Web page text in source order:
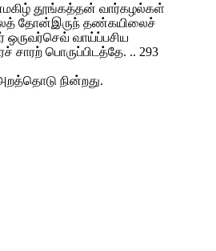
தூங்கத்தன் வார்கழல்கள்
தோன்இருந் தண்கயிலைச்
ஒருவர்செவ் வாய்ப்பசிய
சாரற் பொருப்பிடத்தே. .. 293
அறத்தொடு நின்றது.